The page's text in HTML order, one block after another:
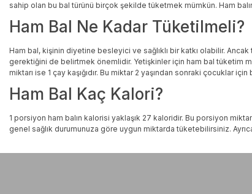
sahip olan bu bal türünü birçok şekilde tüketmek mümkün. Ham
Ham Bal Ne Kadar Tüketilmeli?
Ham bal, kişinin diyetine besleyici ve sağlıklı bir katkı olabilir.
gerektiğini de belirtmek önemlidir. Yetişkinler için ham bal tüketim
miktarı ise 1 çay kaşığıdır. Bu miktar 2 yaşından sonraki çocuklar
Ham Bal Kaç Kalori?
1 porsiyon ham balın kalorisi yaklaşık 27 kaloridir. Bu porsiyon
genel sağlık durumunuza göre uygun miktarda tüketebilirsiniz.